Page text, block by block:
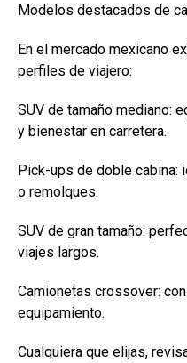
Modelos destacados de
En el mercado mexicano
perfiles de viajero:
SUV de tamaño mediano:
y bienestar en carretera.
Pick-ups de doble cabina:
o remolques.
SUV de gran tamaño:
viajes largos.
Camionetas crossover:
equipamiento.
Cualquiera que elijas,